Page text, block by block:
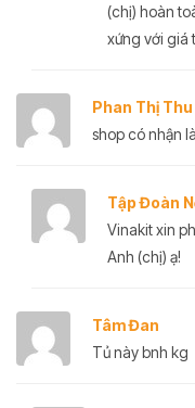
(chị) hoàn
xứng với giá
Phan Thị
shop có nhận
Tập Đoàn
Vinakit xin
Anh (chị) ạ!
Tâm Đan
Tủ này bnh kg